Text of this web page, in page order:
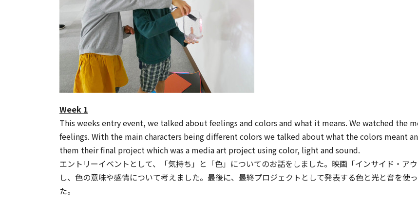
Week 1
This weeks entry event, we talked about feelings and colors and what it means. We watched the
feelings. With the main characters being different colors we talked about what the colors meant
them their final project which was a media art project using color, light and sound.
エントリーイベントとして、「気持ち」と「色」についてのお話をしました。映画「インサイド・ア
し、色の意味や感情について考えました。最後に、最終プロジェクトとして発表する色と光と音を使
た。